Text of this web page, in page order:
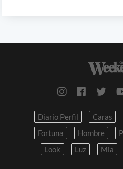
Diario Perfil Caras
Fortuna
Hombre
Look
Luz Mia